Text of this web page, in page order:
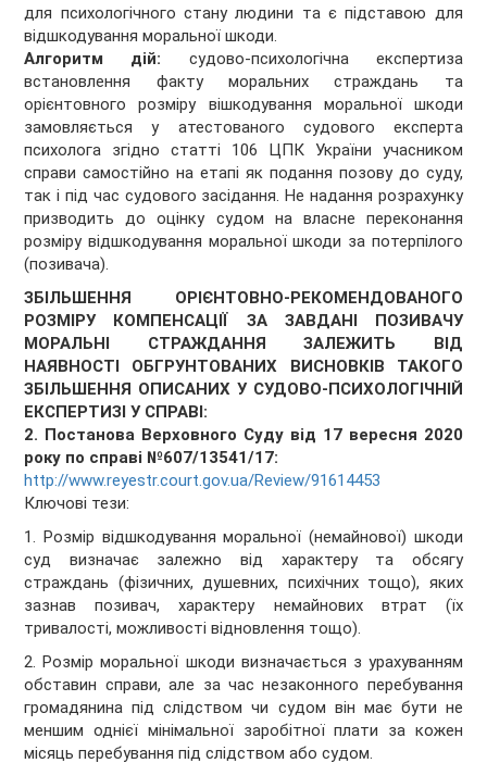
для психологічного стану людини та є підставою для
відшкодування моральної шкоди.
Алгоритм дій: судово-психологічна експертиза
встановлення факту моральних страждань та
орієнтовного розміру вішкодування моральної шкоди
замовляється у атестованого судового експерта
психолога згідно статті 106 ЦПК України учасником
справи самостійно на етапі як подання позову до суду,
так і під час судового засідання. Не надання розрахунку
призводить до оцінку судом на власне переконання
розміру відшкодування моральної шкоди за потерпілого
(позивача).
ЗБІЛЬШЕННЯ
ОРІЄНТОВНО-РЕКОМЕНДОВАНОГО
РОЗМІРУ КОМПЕНСАЦІЇ ЗА ЗАВДАНІ ПОЗИВАЧУ
МОРАЛЬНІ СТРАЖДАННЯ ЗАЛЕЖИТЬ ВІД
НАЯВНОСТІ ОБГРУНТОВАНИХ ВИСНОВКІВ ТАКОГО
ЗБІЛЬШЕННЯ ОПИСАНИХ У СУДОВО-ПСИХОЛОГІЧНІЙ
ЕКСПЕРТИЗІ У СПРАВІ:
2. Постанова Верховного Суду від 17 вересня 2020
року по справі №607/13541/17:
http://www.reyestr.court.gov.ua/Review/91614453
Ключові тези:
1. Розмір відшкодування моральної (немайнової) шкоди
суд визначає залежно від характеру та обсягу
страждань (фізичних, душевних, психічних тощо), яких
зазнав позивач, характеру немайнових втрат (їх
тривалості, можливості відновлення тощо).
2. Розмір моральної шкоди визначається з урахуванням
обставин справи, але за час незаконного перебування
громадянина під слідством чи судом він має бути не
меншим однієї мінімальної заробітної плати за кожен
місяць перебування під слідством або судом.